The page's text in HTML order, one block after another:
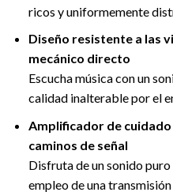
ricos y uniformemente
Diseño resistente a las
mecánico directo
Escucha música con un
calidad inalterable por el
Amplificador de
caminos de señal
Disfruta de un sonido
empleo de una